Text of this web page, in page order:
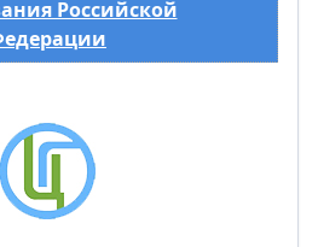
Российской